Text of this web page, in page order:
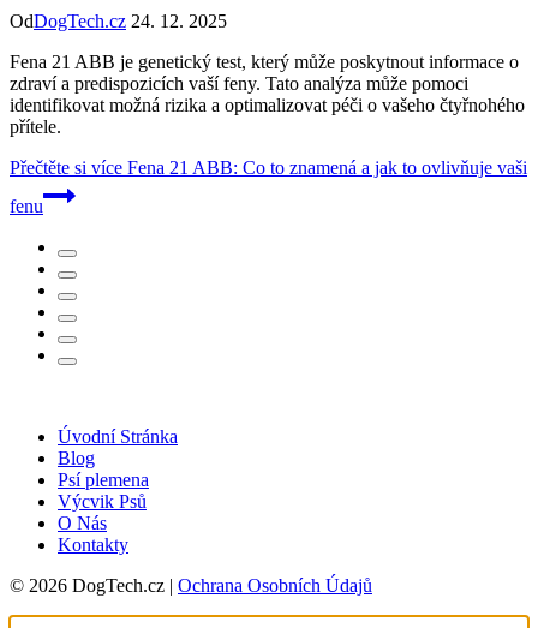
OdDogTech.cz 24. 12. 2025
Fena 21 ABB je genetický test, který může poskytnout informace o
zdraví a predispozicích vaší feny. Tato analýza může pomoci
identifikovat možná rizika a optimalizovat péči o vašeho čtyřnohého
přítele.
Přečtěte si více Fena 21 ABB: Co to znamená a jak to ovlivňuje vaši
fenu
Úvodní Stránka
Blog
Psí plemena
Výcvik Psů
O Nás
Kontakty
© 2026 DogTech.cz | Ochrana Osobních Údajů